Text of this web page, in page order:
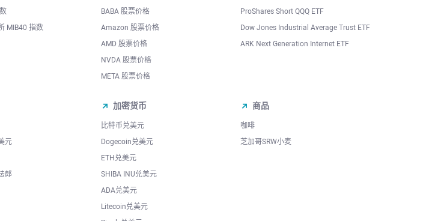
MIB40 指数
BABA 股票价格
Amazon 股票价格
AMD 股票价格
NVDA 股票价格
META 股票价格
ProShares Short QQQ ETF
Dow Jones Industrial Average Trust ETF
ARK Next Generation Internet ETF
元
郎
加密货币
比特币兑美元
Dogecoin兑美元
ETH兑美元
SHIBA INU兑美元
ADA兑美元
Litecoin兑美元
商品
咖啡
芝加哥SRW小麦